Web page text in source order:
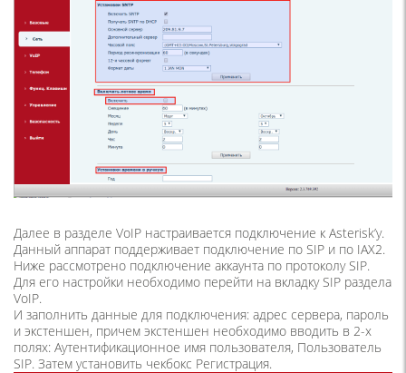
Далее в разделе VoIP настраивается подключение к Asterisk’у.
Данный аппарат поддерживает подключение по SIP и по IAX2.
Ниже рассмотрено подключение аккаунта по протоколу SIP.
Для его настройки необходимо перейти на вкладку SIP раздела
VoIP.
И заполнить данные для подключения: адрес сервера, пароль
и экстеншен, причем экстеншен необходимо вводить в 2-х
полях: Аутентификационное имя пользователя, Пользователь
SIP. Затем установить чекбокс Регистрация.